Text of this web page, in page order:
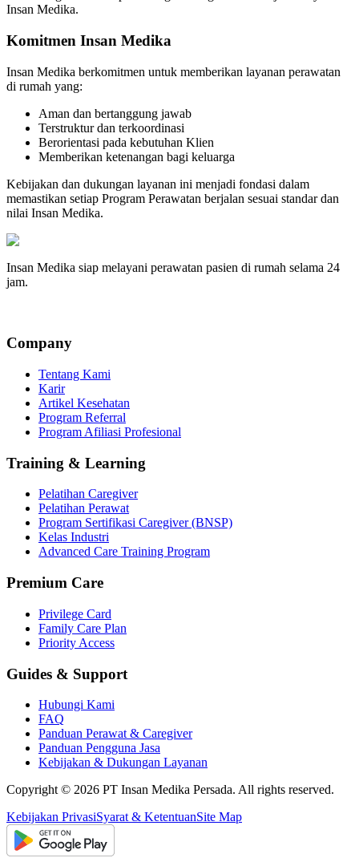
Insan Medika.
Komitmen Insan Medika
Insan Medika berkomitmen untuk memberikan layanan perawatan
di rumah yang:
Aman dan bertanggung jawab
Terstruktur dan terkoordinasi
Berorientasi pada kebutuhan Klien
Memberikan ketenangan bagi keluarga
Kebijakan dan dukungan layanan ini menjadi fondasi dalam
memastikan setiap Program Perawatan berjalan sesuai standar dan
nilai Insan Medika.
Insan Medika siap melayani perawatan pasien di rumah selama 24
jam.
Company
Tentang Kami
Karir
Artikel Kesehatan
Program Referral
Program Afiliasi Profesional
Training & Learning
Pelatihan Caregiver
Pelatihan Perawat
Program Sertifikasi Caregiver (BNSP)
Kelas Industri
Advanced Care Training Program
Premium Care
Privilege Card
Family Care Plan
Priority Access
Guides & Support
Hubungi Kami
FAQ
Panduan Perawat & Caregiver
Panduan Pengguna Jasa
Kebijakan & Dukungan Layanan
Copyright © 2026 PT Insan Medika Persada. All rights reserved.
Kebijakan PrivasiSyarat & KetentuanSite Map